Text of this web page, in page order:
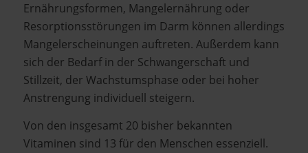
Ernährungsformen, Mangelernährung oder
Resorptionsstörungen im Darm können allerdings
Mangelerscheinungen auftreten. Außerdem kann
sich der Bedarf in der Schwangerschaft und
Stillzeit, der Wachstumsphase oder bei hoher
Anstrengung individuell steigern.
Von den insgesamt 20 bisher bekannten
Vitaminen sind 13 für den Menschen essenziell.